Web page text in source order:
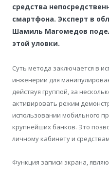
средства
смартфона. Эксперт в
Шамиль Магомедов
этой уловки.
Суть метода заключается в
инженерии для
действуя группой, за
активировать режим
использовании мобильного
крупнейших банков. Это
личному кабинету и
Функция записи экрана,